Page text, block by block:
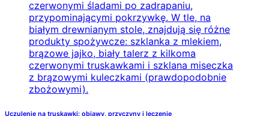
Uczulenie na truskawki: objawy, przyczyny i leczenie